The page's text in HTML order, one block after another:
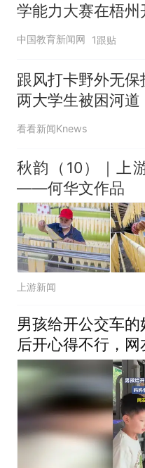
学能力大赛在梧州
中国教育新闻网 1跟贴
跟风打卡野外无保
两大学生被困河道
看看新闻Knews
秋韵（10）｜上
——何华文作品
上游新闻
男孩给开公交车
后开心得不行，